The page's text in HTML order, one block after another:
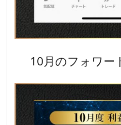
10月のフォワー